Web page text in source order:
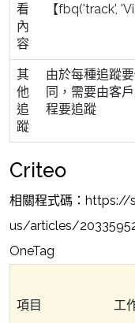
看
內
容
【fbq('track',
其
他
追
蹤
由於每種追蹤
同，需要由客
程要追蹤
Criteo
相關程式碼：
us/articles/
OneTag
項目 工